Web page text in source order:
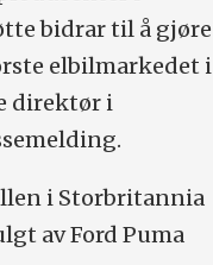
bidrar til å gjøre
elbilmarkedet i
direktør i
i Storbritannia
av Ford Puma